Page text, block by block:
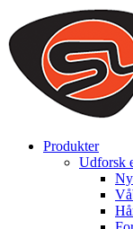
We use cookies to
you a better
ACCEPT AND
Produkter
Udforsk